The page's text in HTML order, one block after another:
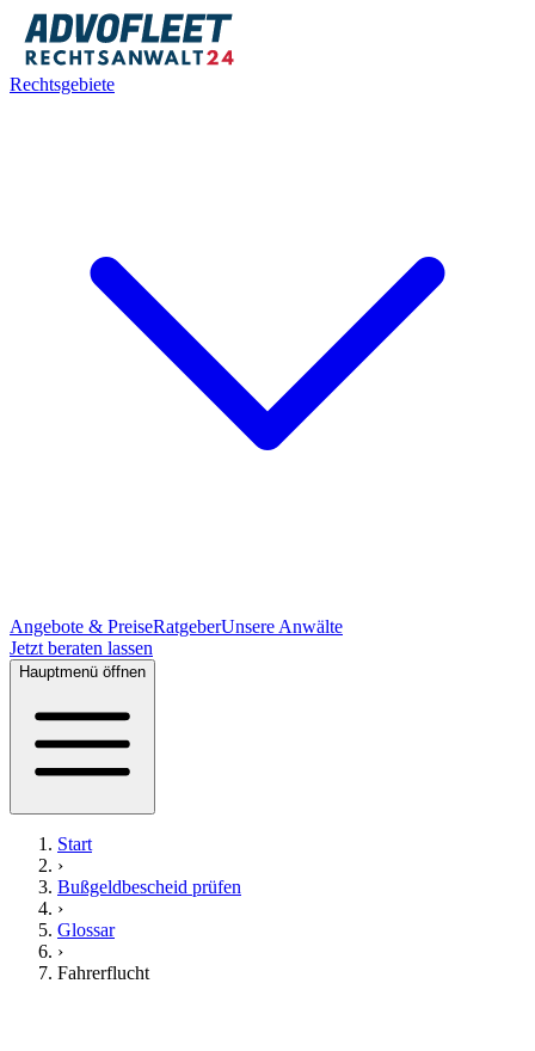
Rechtsgebiete
Angebote & PreiseRatgeberUnsere Anwälte
Jetzt beraten lassen
Hauptmenü öffnen
Start
›
Bußgeldbescheid prüfen
›
Glossar
›
Fahrerflucht